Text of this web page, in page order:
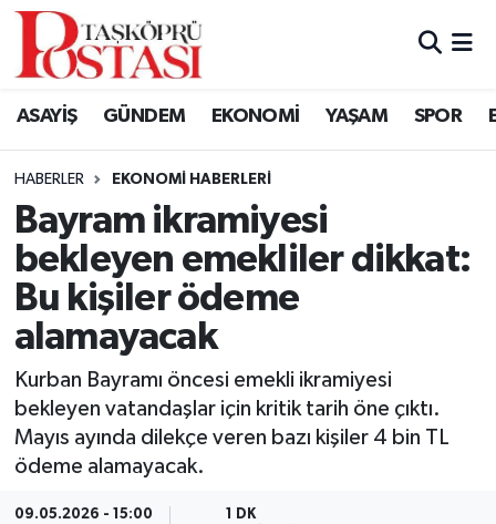
ASAYİŞ GÜNDEM EKONOMİ YAŞAM SPOR
HABERLER EKONOMI HABERLERI
Bayram ikramiyesi
bekleyen emekliler dikkat:
Bu kişiler ödeme
alamayacak
Kurban Bayramı öncesi emekli ikramiyesi
bekleyen vatandaşlar için kritik tarih öne çıktı.
Mayıs ayında dilekçe veren bazı kişiler 4 bin TL
ödeme alamayacak.
09.05.2026 - 15:00 1 DK
Kastamonu Vefat Edenler
Araç Haberleri
Azdavay Haberleri
Çatalzeytin Haberleri
Cide Haberleri